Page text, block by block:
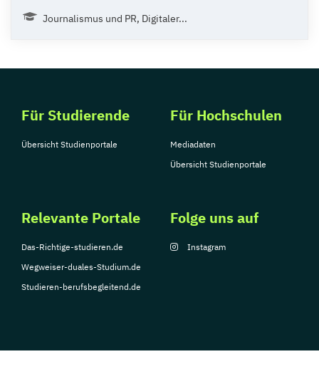
Journalismus und PR, Digitaler...
Für Studierende
Übersicht Studienportale
Für Hochschulen
Mediadaten
Übersicht Studienportale
Relevante Portale
Das-Richtige-studieren.de
Wegweiser-duales-Studium.de
Studieren-berufsbegleitend.de
Folge uns auf
Instagram